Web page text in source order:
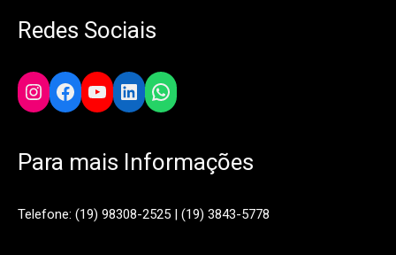
Redes Sociais
Instagram
Facebook
YouTube
LinkedIn
WhatsApp
Para mais Informações
Telefone: (19) 98308-2525 | (19) 3843-5778